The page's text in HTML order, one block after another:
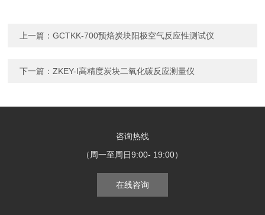
上一篇：GCTKK-700预焙炭块阳极空气反应性测试仪
下一篇：ZKEY-I高精度炭块二氧化碳反应测量仪
咨询热线
（周一至周日9:00- 19:00）
在线咨询